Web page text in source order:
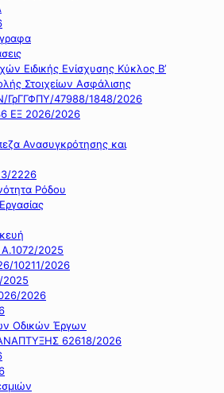
Ειδικής Ενίσχυσης Κύκλος Β’
Στοιχείων Ασφάλισης
ΓρΓΓΦΠΥ/47988/1848/2026
ΕΞ 2026/2026
Ανασυγκρότησης και
2226
Ρόδου
2025
10211/2026
2025
2026
Οδικών Έργων
62618/2026